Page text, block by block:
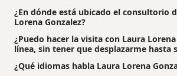
¿En dónde está ubicado el consultorio
Lorena Gonzalez?
¿Puedo hacer la visita con Laura
línea, sin tener que desplazarme hasta
¿Qué idiomas habla Laura Lorena